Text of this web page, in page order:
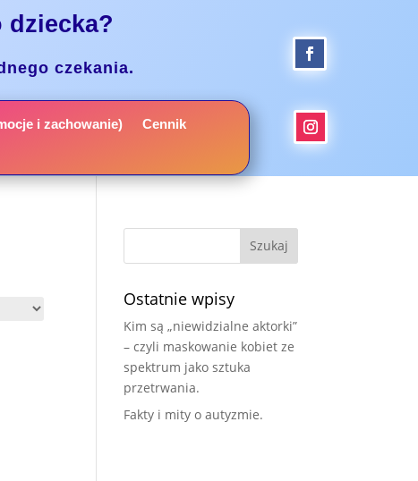
dziecka?
czekania.
i zachowanie)
Cennik
Ostatnie wpisy
Kim są „niewidzialne aktorki”
– czyli maskowanie kobiet ze
spektrum jako sztuka
przetrwania.
Fakty i mity o autyzmie.